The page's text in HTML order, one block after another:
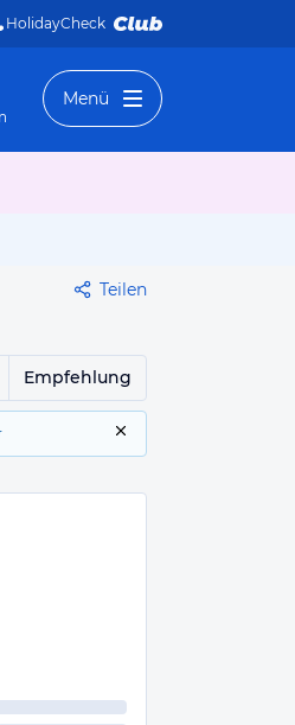
HolidayCheck
Menü
Teilen
Empfehlung